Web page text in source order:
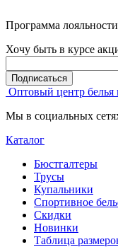
Программа лояльности
Хочу быть в курсе
Подписаться
Оптовый центр белья
Мы в социальных
Каталог
Бюстгалтеры
Трусы
Купальники
Спортивное
Скидки
Новинки
Таблица